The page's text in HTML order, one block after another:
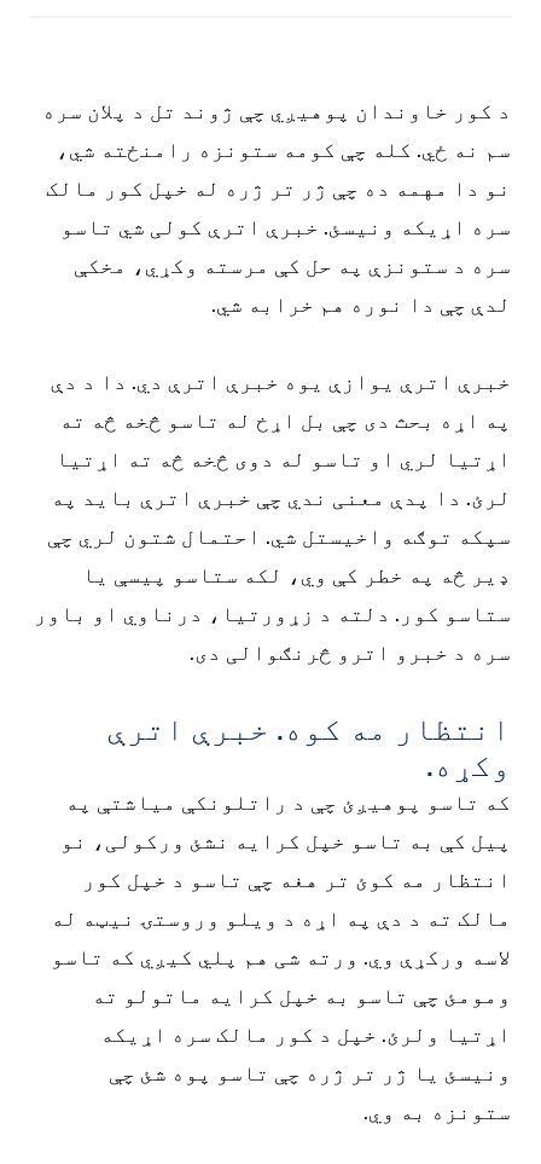
د کور خاوندان پوهیږي چې ژوند تل د پلان سره
سم نه ځي. کله چې کومه ستونزه رامنځته شي،
نو دا مهمه ده چې ژر تر ژره له خپل کور مالک
سره اړیکه ونیسئ. خبرې اترې کولی شي تاسو
سره د ستونزې په حل کې مرسته وکړي، مخکې
لدې چې دا نوره هم خرابه شي.
خبرې اترې یوازې یوه خبرې اترې دي. دا د دې
په اړه بحث دی چې بل اړخ له تاسو څخه څه ته
اړتیا لري او تاسو له دوی څخه څه ته اړتیا
لرئ. دا پدې معنی ندي چې خبرې اترې باید په
سپکه توګه واخیستل شي. احتمال شتون لري چې
ډیر څه په خطر کې وي، لکه ستاسو پیسې یا
ستاسو کور. دلته د زړورتیا، درناوي او باور
سره د خبرو اترو څرنګوالی دی.
انتظار مه کوه. خبرې اترې
وکړه.
که تاسو پوهیږئ چې د راتلونکې میاشتې په
پیل کې به تاسو خپل کرایه نشئ ورکولی، نو
انتظار مه کوئ تر هغه چې تاسو د خپل کور
مالک ته د دې په اړه د ویلو وروستۍ نیټه له
لاسه ورکړې وي. ورته شی هم پلي کیږي که تاسو
ومومئ چې تاسو به خپل کرایه ماتولو ته
اړتیا ولرئ. خپل د کور مالک سره اړیکه
ونیسئ یا ژر تر ژره چې تاسو پوه شئ چې
ستونزه به وي.